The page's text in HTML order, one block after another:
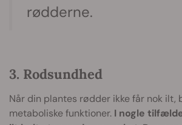
rødderne.
3. Rodsundhed
Når din plantes rødder ikke får nok ilt,
metaboliske funktioner. I nogle